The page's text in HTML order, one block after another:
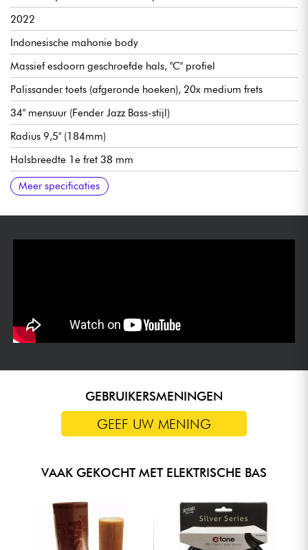
2022
Indonesische mahonie body
Massief esdoorn geschroefde hals, "C" profiel
Palissander toets (afgeronde hoeken), 20x medium frets
34" mensuur (Fender Jazz Bass-stijl)
Radius 9,5" (184mm)
Halsbreedte 1e fret 38 mm
Sire Marcus Standard-J Revolution pickups
Marcus passieve voorversterker
Volume hals pickup
Brug pickup volume
Algemene toon
Marcus stalen brug (thru-body of top-load)
Marcus standaard stemmechanieken
Synthetisch PPS kam
Hoogglans afwerking
Meer specificaties
GEBRUIKERSMENINGEN
GEEF UW MENING
VAAK GEKOCHT MET ELEKTRISCHE BAS